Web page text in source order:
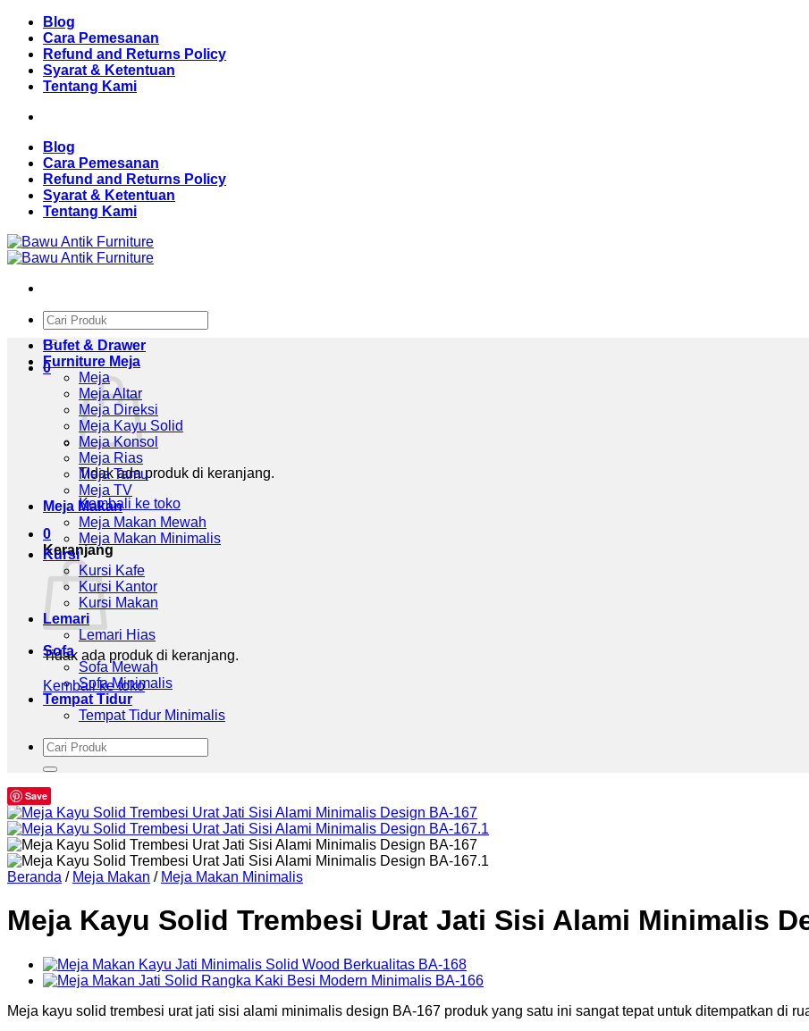
Skip
content
Blog
Cara Pemesanan
Refund and Returns Policy
Syarat & Ketentuan
Tentang Kami
Blog
Cara Pemesanan
Refund and Returns Policy
Syarat & Ketentuan
Tentang Kami
Pencarian
untuk:
0
Tidak ada produk di keranjang.
Kembali ke toko
0
Keranjang
Tidak ada produk di keranjang.
Kembali ke toko
Bufet & Drawer
Furniture Meja
Meja
Meja Altar
Meja Direksi
Meja Kayu Solid
Meja Konsol
Meja Rias
Meja Tamu
Meja TV
Meja Makan
Meja Makan Mewah
Meja Makan Minimalis
Kursi
Kursi Kafe
Kursi Kantor
Kursi Makan
Lemari
Lemari Hias
Sofa
Sofa Mewah
Sofa Minimalis
Tempat Tidur
Tempat Tidur Minimalis
Pencarian
untuk:
Save
Beranda / Meja Makan / Meja Makan Minimalis
Meja Kayu Solid Trembesi Urat Jati Sisi Alami Minimalis
Meja kayu solid trembesi urat jati sisi alami minimalis design BA-167 produk yang satu ini sangat tepat untuk ditempatkan di